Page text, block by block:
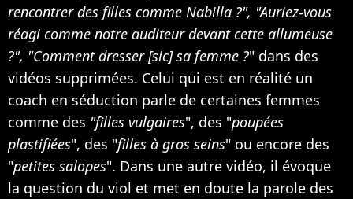
rencontrer des filles comme Nabilla ?", "Auriez-vous
réagi comme notre auditeur devant cette allumeuse
?", "Comment dresser [sic] sa femme ?" dans des
vidéos supprimées. Celui qui est en réalité un
coach en séduction parle de certaines femmes
comme des "filles vulgaires", des "poupées
plastifiées", des "filles à gros seins" ou encore des
"petites salopes". Dans une autre vidéo, il évoque
la question du viol et met en doute la parole des